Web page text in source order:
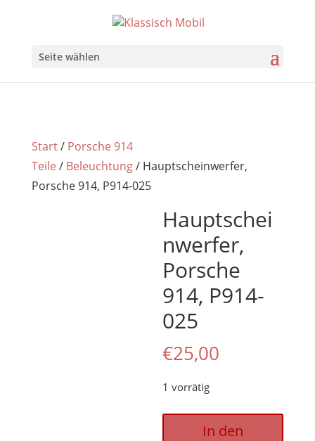
Seite wählen
Start/ Porsche 914
Teile / Beleuchtung/ Hauptscheinwerfer,
Porsche 914, P914-025
Hauptschei
nwerfer,
Porsche
914, P914-
025
€25,00
1 vorrätig
Hauptscheinwerfer,
In den